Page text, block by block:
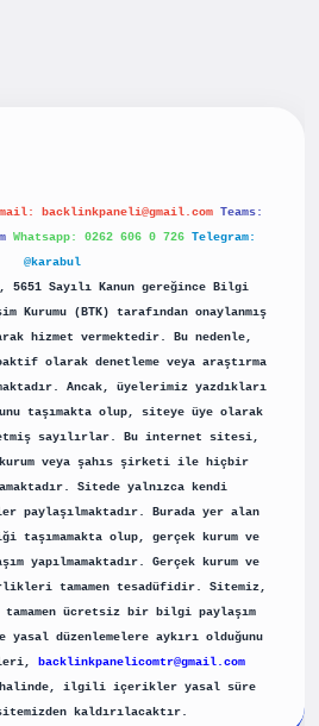
mail: backlinkpaneli@gmail.com Teams:
Whatsapp: 0262 606 0 726 Telegram:
@karabul
5651 Sayılı Kanun gereğince Bilgi
(BTK) tarafından onaylanmış
hizmet vermektedir. Bu nedenle,
olarak denetleme veya araştırma
Ancak, üyelerimiz yazdıkları
taşımakta olup, siteye üye olarak
etmiş sayılırlar. Bu internet sitesi,
veya şahıs şirketi ile hiçbir
Sitede yalnızca kendi
paylaşılmaktadır. Burada yer alan
olup, gerçek kurum ve
yapılmamaktadır. Gerçek kurum ve
tamamen tesadüfidir. Sitemiz,
tamamen ücretsiz bir bilgi paylaşım
yasal düzenlemelere aykırı olduğunu
backlinkpanelicomtr@gmail.com
halinde, ilgili içerikler yasal süre
kaldırılacaktır.